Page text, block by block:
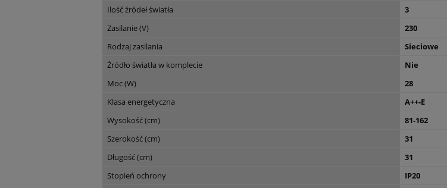
Ilość źródeł światła
3
Zasilanie (V)
230
Rodzaj zasilania
Sieciowe
Źródło światła w komplecie
Nie
Moc (W)
28
Klasa energetyczna
A++-E
Wysokość (cm)
81-162
Szerokość (cm)
31
Długość (cm)
31
Stopień ochrony
IP20